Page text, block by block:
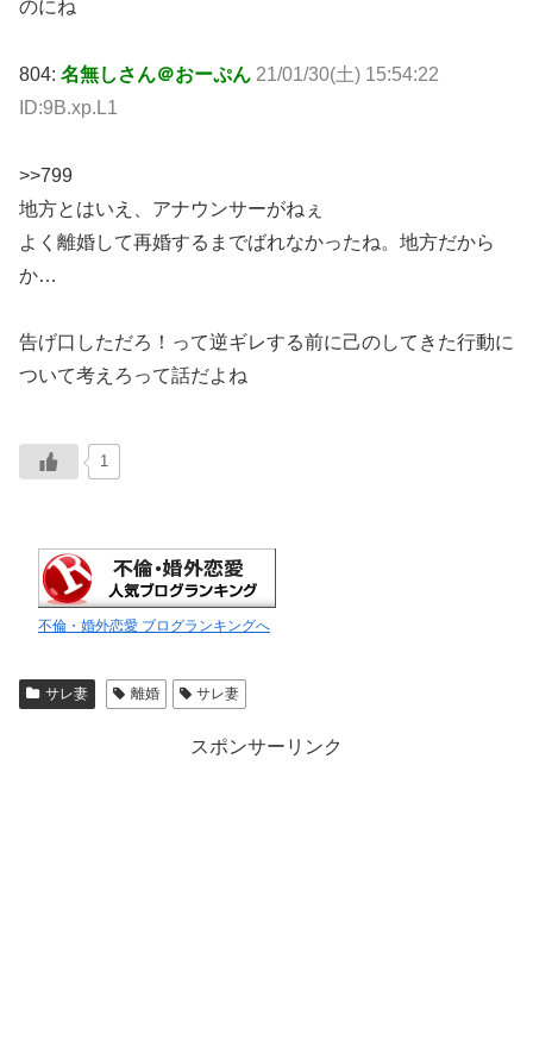
のにね
804: 名無しさん＠おーぷん 21/01/30(土) 15:54:22
ID:9B.xp.L1
>>799
地方とはいえ、アナウンサーがねぇ
よく離婚して再婚するまでばれなかったね。地方だから
か…
告げ口しただろ！って逆ギレする前に己のしてきた行動に
ついて考えろって話だよね
1
不倫・婚外恋愛 ブログランキングへ
サレ妻 離婚 サレ妻
スポンサーリンク